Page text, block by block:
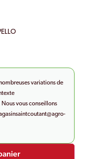
variations de
vous conseillons